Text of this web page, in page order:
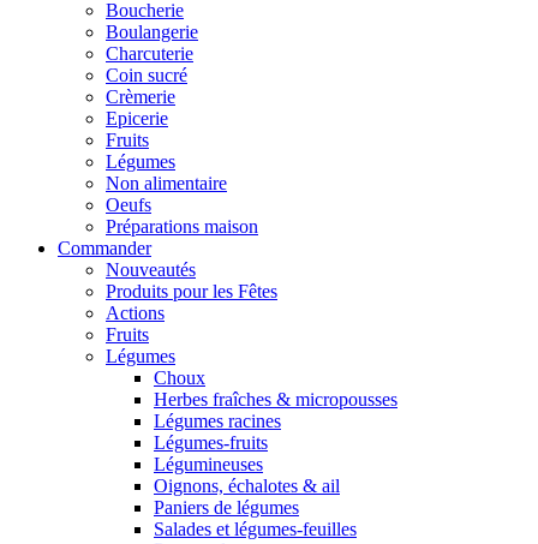
Boucherie
Boulangerie
Charcuterie
Coin sucré
Crèmerie
Epicerie
Fruits
Légumes
Non alimentaire
Oeufs
Préparations maison
Commander
Nouveautés
Produits pour les Fêtes
Actions
Fruits
Légumes
Choux
Herbes fraîches & micropousses
Légumes racines
Légumes-fruits
Légumineuses
Oignons, échalotes & ail
Paniers de légumes
Salades et légumes-feuilles